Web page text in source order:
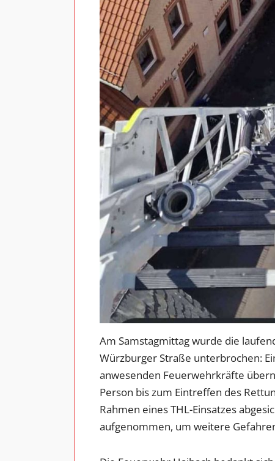
Am Samstagmittag wurde die
Würzburger Straße unterbrochen:
anwesenden Feuerwehrkräfte
Person bis zum Eintreffen des
Rahmen eines THL-Einsatzes
aufgenommen, um weitere